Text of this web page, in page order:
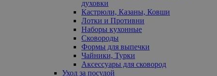
духовки
Кастрюли, Казаны, Ковши
Лотки и Противни
Наборы кухонные
Сковороды
Формы для выпечки
Чайники, Турки
Аксессуары для сковород
Уход за посудой